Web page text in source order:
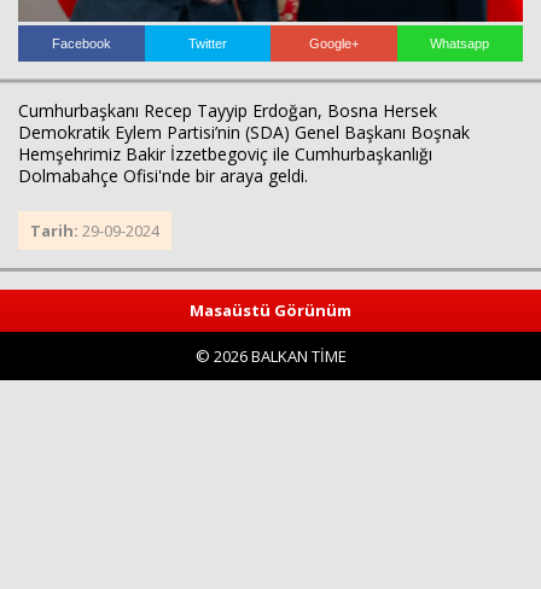
Facebook Twitter Google+ Whatsapp
Cumhurbaşkanı Recep Tayyip Erdoğan, Bosna Hersek
Demokratik Eylem Partisi’nin (SDA) Genel Başkanı Boşnak
Hemşehrimiz Bakir İzzetbegoviç ile Cumhurbaşkanlığı
Dolmabahçe Ofisi'nde bir araya geldi.
Tarih: 29-09-2024
Masaüstü Görünüm
© 2026 BALKAN TİME